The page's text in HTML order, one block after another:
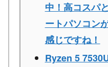
中！高コスパ
ートパソコン
感じですね！
Ryzen 5